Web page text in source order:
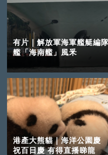
有片｜解放軍海軍艦艇編
艦「海南艦」風釆
港產大熊貓｜海洋公園慶
祝百日慶 有得直播睇龍